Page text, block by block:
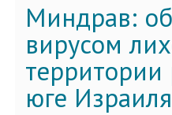
Миндрав:
вирусом
территории
юге Израиля